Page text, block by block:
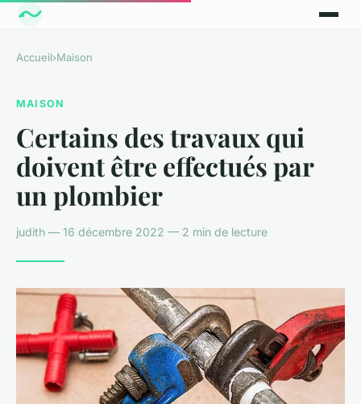
Accueil›Maison
MAISON
Certains des travaux qui
doivent être effectués par
un plombier
judith — 16 décembre 2022 — 2 min de lecture